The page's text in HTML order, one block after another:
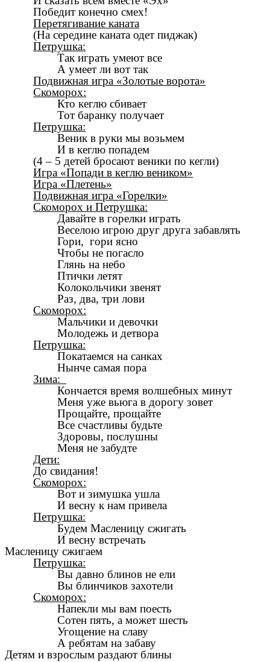
Победит конечно смех!
Перетягивание каната
(На середине каната одет пиджак)
Петрушка:
Так играть умеют все
А умеет ли вот так
Подвижная игра «Золотые ворота»
Скоморох:
Кто кеглю сбивает
Тот баранку получает
Петрушка:
Веник в руки мы возьмем
И в кеглю попадем
(4 – 5 детей бросают веники по кегли)
Игра «Попади в кеглю веником»
Игра «Плетень»
Подвижная игра «Горелки»
Скоморох и Петрушка:
Давайте в горелки играть
Веселою игрою друг друга забавлять
Гори, гори ясно
Чтобы не погасло
Глянь на небо
Птички летят
Колокольчики звенят
Раз, два, три лови
Скоморох:
Мальчики и девочки
Молодежь и детвора
Петрушка:
Покатаемся на санках
Нынче самая пора
Зима:
Кончается время волшебных минут
Меня уже вьюга в дорогу зовет
Прощайте, прощайте
Все счастливы будьте
Здоровы, послушны
Меня не забудте
Дети:
До свидания!
Скоморох:
Вот и зимушка ушла
И весну к нам привела
Петрушка:
Будем Масленицу сжигать
И весну встречать
Масленицу сжигаем
Петрушка:
Вы давно блинов не ели
Вы блинчиков захотели
Скоморох:
Напекли мы вам поесть
Сотен пять, а может шесть
Угощение на славу
А ребятам на забаву
Детям и взрослым раздают блины